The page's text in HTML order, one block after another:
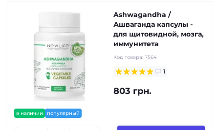
в наличии популярный
Ashwagandha /
Ашваганда капсулы -
для щитовидной, мозга,
иммунитета
Код товара: 7564
1
803 грн.